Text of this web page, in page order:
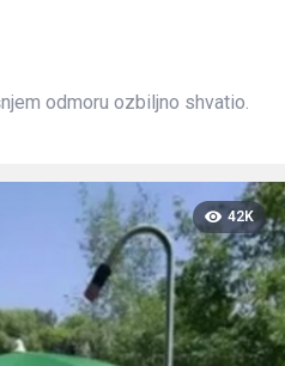
odmoru ozbiljno shvatio.
42K